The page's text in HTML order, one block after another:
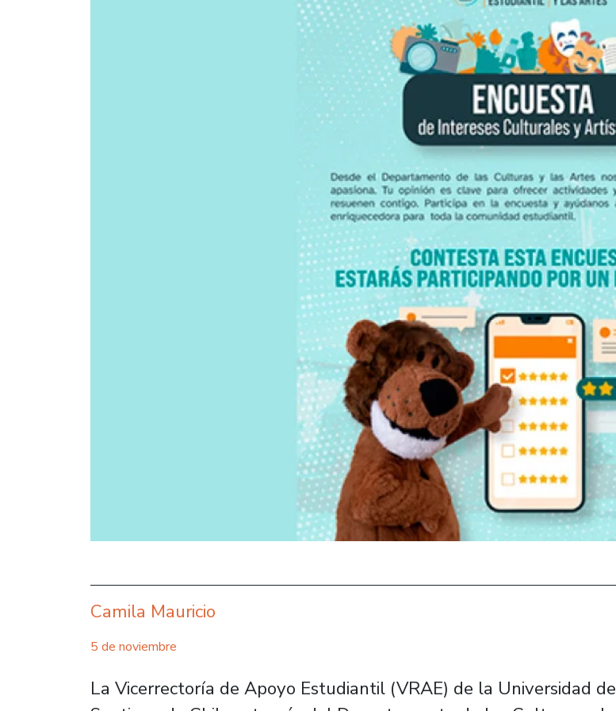
Camila Mauricio
5 de noviembre
La Vicerrectoría de Apoyo Estudiantil (VRAE) de la Universidad de